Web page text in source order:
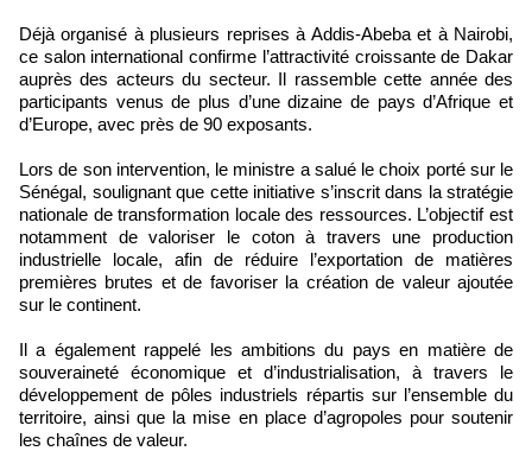
Déjà organisé à plusieurs reprises à Addis-Abeba et à Nairobi,
ce salon international confirme l’attractivité croissante de Dakar
auprès des acteurs du secteur. Il rassemble cette année des
participants venus de plus d’une dizaine de pays d’Afrique et
d’Europe, avec près de 90 exposants.
Lors de son intervention, le ministre a salué le choix porté sur le
Sénégal, soulignant que cette initiative s’inscrit dans la stratégie
nationale de transformation locale des ressources. L’objectif est
notamment de valoriser le coton à travers une production
industrielle locale, afin de réduire l’exportation de matières
premières brutes et de favoriser la création de valeur ajoutée
sur le continent.
Il a également rappelé les ambitions du pays en matière de
souveraineté économique et d’industrialisation, à travers le
développement de pôles industriels répartis sur l’ensemble du
territoire, ainsi que la mise en place d’agropoles pour soutenir
les chaînes de valeur.